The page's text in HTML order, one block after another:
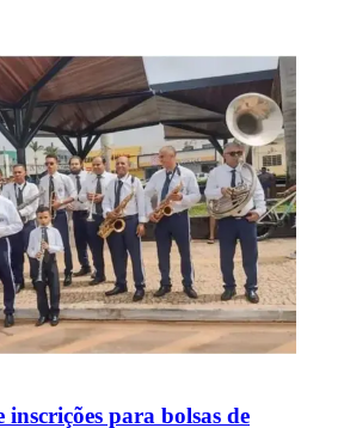
para bolsas de